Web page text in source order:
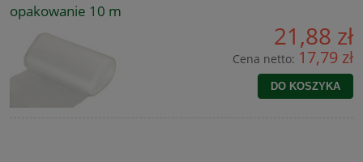
opakowanie 10 m
21,88 zł
Cena netto: 17,79 zł
DO KOSZYKA